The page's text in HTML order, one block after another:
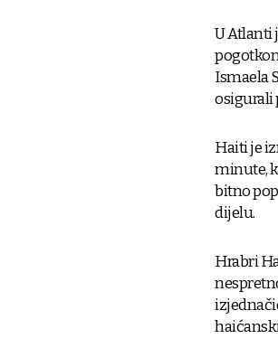
U Atlanti
Ismaela
osigurali
Haiti je
minute,
bitno
dijelu.
Hrabri